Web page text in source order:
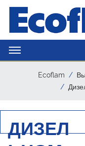
Ecoflam
ДИЗЕЛ